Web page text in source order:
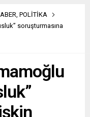
, POLİTİKA
soruşturmasına